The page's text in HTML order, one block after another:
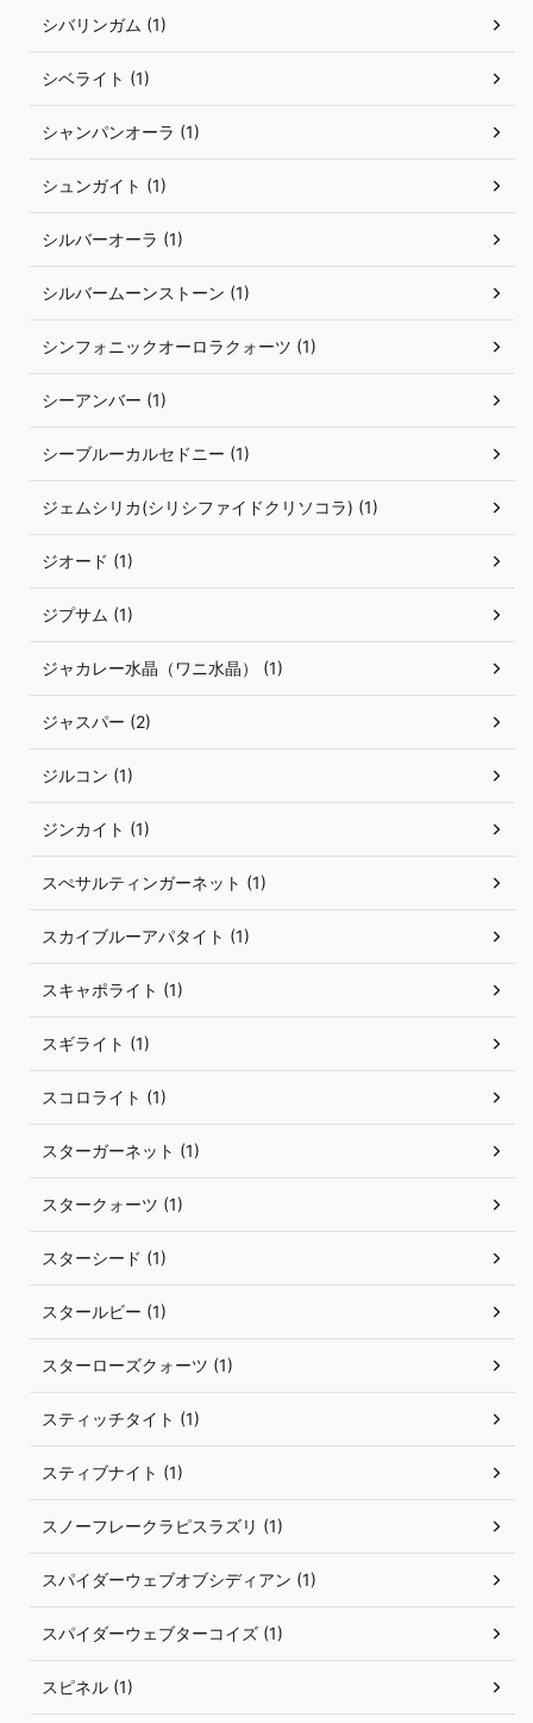
シバリンガム (1)
シベライト (1)
シャンパンオーラ (1)
シュンガイト (1)
シルバーオーラ (1)
シルバームーンストーン (1)
シンフォニックオーロラクォーツ (1)
シーアンバー (1)
シーブルーカルセドニー (1)
ジェムシリカ(シリシファイドクリソコラ) (1)
ジオード (1)
ジプサム (1)
ジャカレー水晶（ワニ水晶） (1)
ジャスパー (2)
ジルコン (1)
ジンカイト (1)
スぺサルティンガーネット (1)
スカイブルーアパタイト (1)
スキャポライト (1)
スギライト (1)
スコロライト (1)
スターガーネット (1)
スタークォーツ (1)
スターシード (1)
スタールビー (1)
スターローズクォーツ (1)
スティッチタイト (1)
スティブナイト (1)
スノーフレークラピスラズリ (1)
スパイダーウェブオブシディアン (1)
スパイダーウェブターコイズ (1)
スピネル (1)